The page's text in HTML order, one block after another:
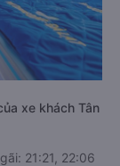
xe khách Tân
21:21, 22:06